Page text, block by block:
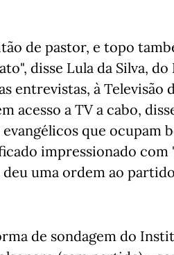
de pastor, e topo
disse Lula da Silva,
entrevistas, à Televisão
acesso a TV a cabo,
que ocupam
impressionado com
uma ordem ao
de sondagem do